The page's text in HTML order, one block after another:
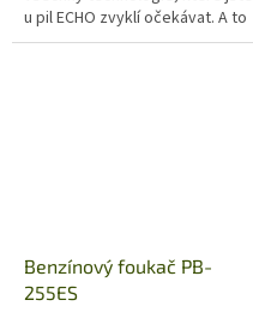
u pil ECHO zvyklí očekávat. A to
jsou: odlehčený start, boční
Benzínový foukač PB-
255ES